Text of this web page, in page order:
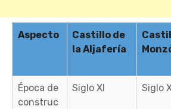
Aspecto
Castillo de
la Aljafería
Época de
construc
Siglo XI Siglo